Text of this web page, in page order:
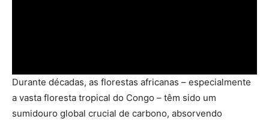
Durante décadas, as florestas africanas – especialmente
a vasta floresta tropical do Congo – têm sido um
sumidouro global crucial de carbono, absorvendo